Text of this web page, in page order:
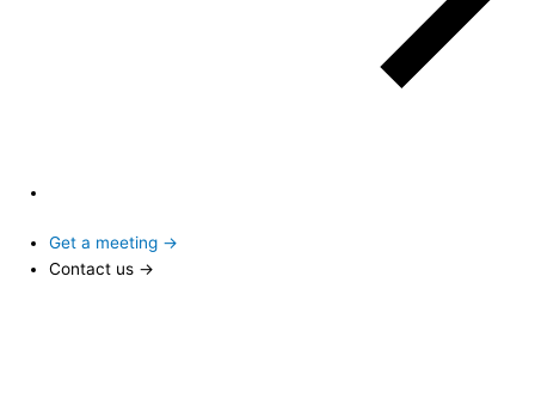
Get a meeting →
Contact us →